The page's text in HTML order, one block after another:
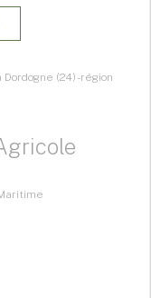
(24) - région